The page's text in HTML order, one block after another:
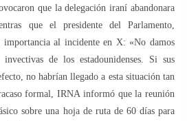
que la delegación iraní abandonara
que el presidente del Parlamento,
importancia al incidente en X: «No damos
de los estadounidenses. Si sus
no habrían llegado a esta situación tan
formal, IRNA informó que la reunión
sobre una hoja de ruta de 60 días para